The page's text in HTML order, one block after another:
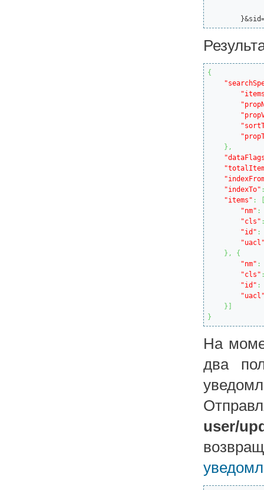
{
} ,
"indexTo"
"items" :
"nm" :
"cls"
"id" :
} ,
{
"nm" :
"cls"
"id" :
}
}
На
два
user/